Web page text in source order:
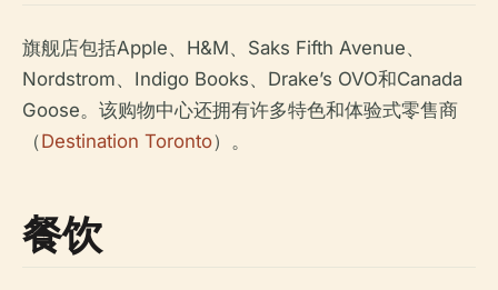
旗舰店包括Apple、H&M、Saks Fifth Avenue、
Nordstrom、Indigo Books、Drake’s OVO和Canada
Goose。该购物中心还拥有许多特色和体验式零售商
（Destination Toronto）。
餐饮